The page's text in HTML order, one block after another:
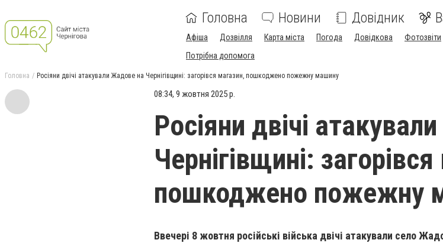
Головна Новини Довідник
Афіша Дозвілля Карта міста Погода Довідкова Фотозвіти
Потрібна допомога
Головна Росіяни двічі атакували Жадове на Чернігівщині: загорівся магазин, пошкоджено пожежну машину
08:34, 9 жовтня 2025 р.
Росіяни двічі
Чернігівщині:
пошкоджено пожежну
Ввечері 8 жовтня російські війська двічі атакували село